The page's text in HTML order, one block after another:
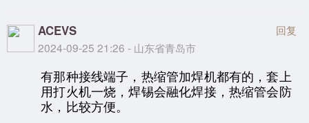
ACEVS
2024-09-25 21:26 - 山东省青岛市
回复
有那种接线端子，热缩管加焊机都有的，套上
用打火机一烧，焊锡会融化焊接，热缩管会防
水，比较方便。